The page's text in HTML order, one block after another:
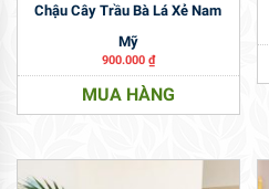
Chậu Cây Trầu Bà Lá Xẻ Nam
Mỹ
900.000 ₫
MUA HÀNG